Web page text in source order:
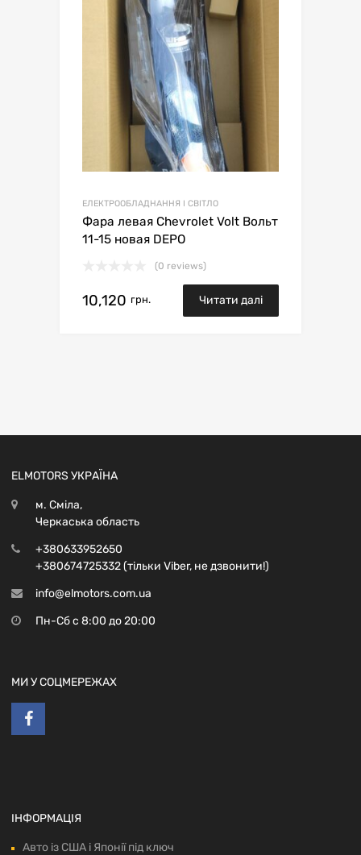
ЕЛЕКТРООБЛАДНАННЯ І СВІТЛО
Фара левая Chevrolet Volt Вольт
11-15 новая DEPO
(0 reviews)
10,120 грн. Читати далі
ELMOTORS УКРАЇНА
м. Сміла,
Черкаська область
+380633952650
+380674725332 (тільки Viber, не дзвонити!)
info@elmotors.com.ua
Пн-Сб с 8:00 до 20:00
МИ У СОЦМЕРЕЖАХ
ІНФОРМАЦІЯ
Авто із США і Японії під ключ